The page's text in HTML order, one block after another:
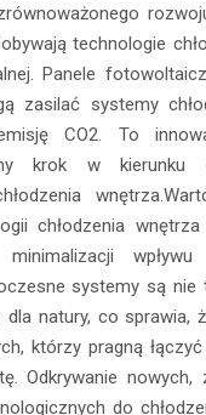
technologie
Panele
zasilać systemy
CO2. To
krok w kierunku
chłodzenia
systemy są nie
dla natury, co sprawia,
którzy pragną
Odkrywanie nowych,
do